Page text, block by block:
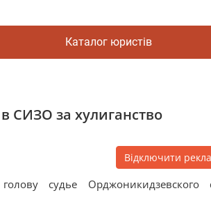
Каталог юристів
СИЗО за хулиганство
Відключити
судье Орджоникидзевского